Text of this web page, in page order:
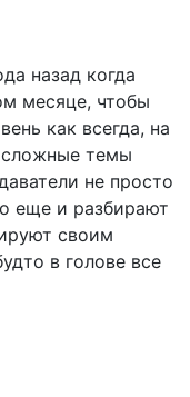
назад когда
месяце, чтобы
как всегда, на
сложные темы
не просто
еще и разбирают
своим
в голове все